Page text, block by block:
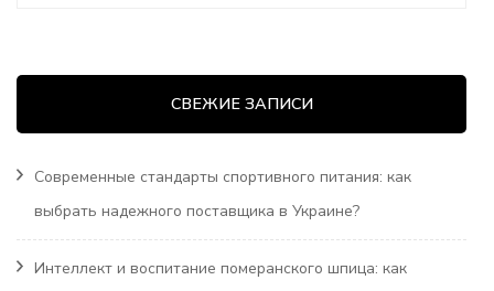
СВЕЖИЕ ЗАПИСИ
Современные стандарты спортивного питания: как
выбрать надежного поставщика в Украине?
Интеллект и воспитание померанского шпица: как